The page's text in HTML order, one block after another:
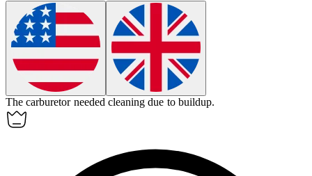
Thecarburetor needed cleaning due to buildup.